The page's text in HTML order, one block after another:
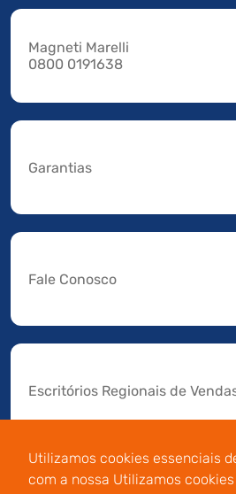
Utilizamos cookies essenciais
com a nossa Utilizamos
Magneti Marelli
0800 0191638
Garantias
Fale Conosco
Escritórios Regionais de